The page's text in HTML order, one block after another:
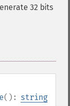
32 bits
(): string